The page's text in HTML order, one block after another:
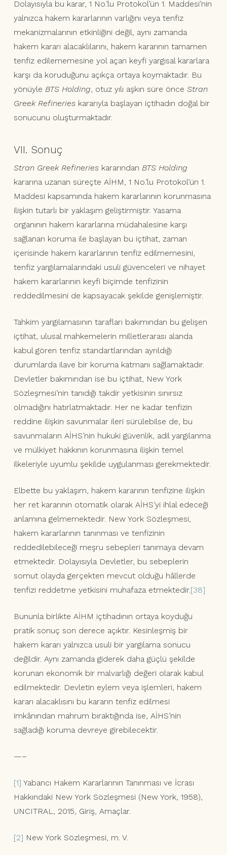
Dolayısıyla bu karar, 1 No.’lu Protokol’ün 1. Maddesi’nin
yalnızca hakem kararlarının varlığını veya tenfiz
mekanizmalarının etkinliğini değil, aynı zamanda
hakem kararı alacaklılarını, hakem kararının tamamen
tenfiz edilememesine yol açan keyfi yargısal kararlara
karşı da koruduğunu açıkça ortaya koymaktadır. Bu
yönüyle BTS Holding, otuz yılı aşkın süre önce Stran
Greek Refinerieskararıyla başlayan içtihadın doğal bir
sonucunu oluşturmaktadır.
VII. Sonuç
Stran Greek Refinerieskararından BTS Holding
kararına uzanan süreçte AİHM, 1 No.’lu Protokol’ün 1.
Maddesi kapsamında hakem kararlarının korunmasına
ilişkin tutarlı bir yaklaşım geliştirmiştir. Yasama
organının hakem kararlarına müdahalesine karşı
sağlanan koruma ile başlayan bu içtihat, zaman
içerisinde hakem kararlarının tenfiz edilmemesini,
tenfiz yargılamalarındaki usuli güvenceleri ve nihayet
hakem kararlarının keyfi biçimde tenfizinin
reddedilmesini de kapsayacak şekilde genişlemiştir.
Tahkim yargılamasının tarafları bakımından bu gelişen
içtihat, ulusal mahkemelerin milletlerarası alanda
kabul gören tenfiz standartlarından ayrıldığı
durumlarda ilave bir koruma katmanı sağlamaktadır.
Devletler bakımından ise bu içtihat, New York
Sözleşmesi’nin tanıdığı takdir yetkisinin sınırsız
olmadığını hatırlatmaktadır. Her ne kadar tenfizin
reddine ilişkin savunmalar ileri sürülebilse de, bu
savunmaların AİHS’nin hukuki güvenlik, adil yargılanma
ve mülkiyet hakkının korunmasına ilişkin temel
ilkeleriyle uyumlu şekilde uygulanması gerekmektedir.
Elbette bu yaklaşım, hakem kararının tenfizine ilişkin
her ret kararının otomatik olarak AİHS’yi ihlal edeceği
anlamına gelmemektedir. New York Sözleşmesi,
hakem kararlarının tanınması ve tenfizinin
reddedilebileceği meşru sebepleri tanımaya devam
etmektedir. Dolayısıyla Devletler, bu sebeplerin
somut olayda gerçekten mevcut olduğu hâllerde
tenfizi reddetme yetkisini muhafaza etmektedir.[38]
Bununla birlikte AİHM içtihadının ortaya koyduğu
pratik sonuç son derece açıktır. Kesinleşmiş bir
hakem kararı yalnızca usuli bir yargılama sonucu
değildir. Aynı zamanda giderek daha güçlü şekilde
korunan ekonomik bir malvarlığı değeri olarak kabul
edilmektedir. Devletin eylem veya işlemleri, hakem
kararı alacaklısını bu kararın tenfiz edilmesi
imkânından mahrum bıraktığında ise, AİHS’nin
sağladığı koruma devreye girebilecektir.
—–
[1] Yabancı Hakem Kararlarının Tanınması ve İcrası
Hakkındaki New York Sözleşmesi (New York, 1958),
UNCITRAL, 2015, Giriş, Amaçlar.
[2] New York Sözleşmesi, m. V.